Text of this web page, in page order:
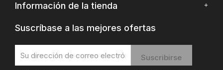
Información de la tienda
Suscríbase a las mejores ofertas